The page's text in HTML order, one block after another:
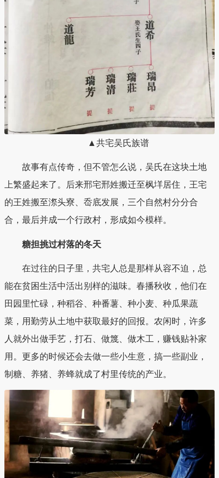
▲共宅吴氏族谱
故事有点传奇，但不管怎么说，吴氏在这块土地
上繁盛起来了。后来邢宅邢姓搬迁至枫垟居住，王宅
的王姓搬至漈头寮、岙底发展，三个自然村分分合
合，最后并成一个行政村，形成如今模样。
糖担挑过村落的冬天
在过往的日子里，共宅人总是那样从容不迫，总
能在贫困生活中活出别样的滋味。春播秋收，他们在
田园里忙碌，种稻谷、种番薯、种小麦、种瓜果蔬
菜，用勤劳从土地中获取最好的回报。农闲时，许多
人就外出做手艺，打石、做篾、做木工，赚钱贴补家
用。更多的时候还会去做一些小生意，搞一些副业，
制糖、养猪、养蜂就成了村里传统的产业。